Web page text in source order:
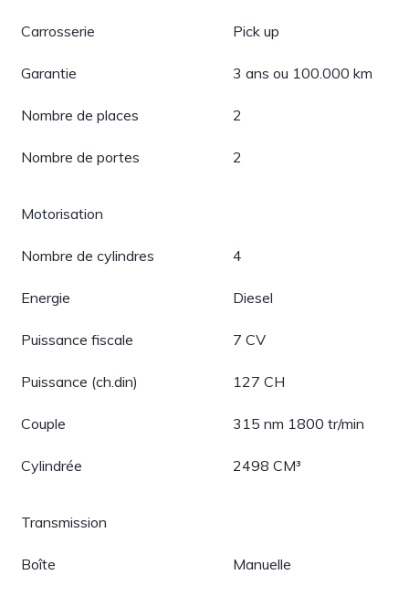
Carrosserie Pick up
Garantie 3 ans ou 100.000 km
Nombre de places 2
Nombre de portes 2
Motorisation
Nombre de cylindres 4
Energie Diesel
Puissance fiscale 7 CV
Puissance (ch.din) 127 CH
Couple 315 nm 1800 tr/min
Cylindrée 2498 CM³
Transmission
Boîte Manuelle